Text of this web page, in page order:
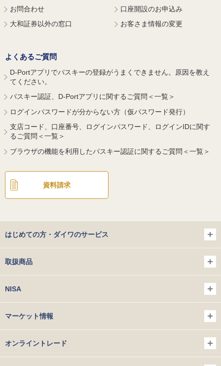
お問合わせ
大和証券以外の窓口
口座開設のお申込み
お客さま情報の変更
よくあるご質問
D-Portアプリでパスキーの登録がうまくできません。原因を教え
てください。
パスキー認証、D-Portアプリに関するご質問＜一覧＞
ログインパスワードが分からない方（仮パスワード発行）
支店コード、口座番号、ログインパスワード、ログインIDに関す
るご質問＜一覧＞
ブラウザの機能を利用したパスキー認証に関するご質問＜一覧＞
資料請求
はじめての方・ダイワのサービス
取扱商品
NISA
マーケット情報
オンライントレード